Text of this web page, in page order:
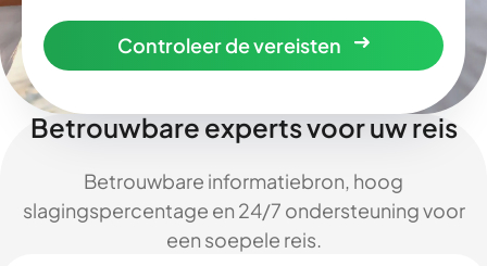
Controleer de vereisten
Betrouwbare experts voor uw reis
Betrouwbare informatiebron, hoog
slagingspercentage en 24/7 ondersteuning voor
een soepele reis.